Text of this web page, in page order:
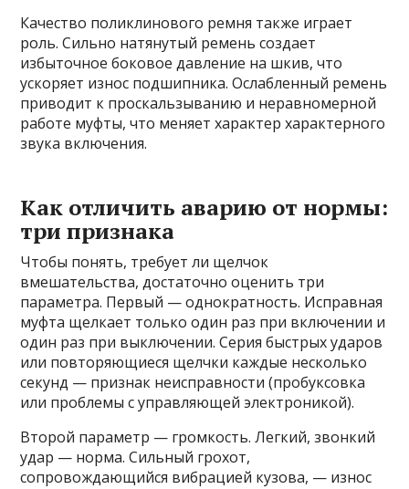
Качество поликлинового ремня также играет
роль. Сильно натянутый ремень создает
избыточное боковое давление на шкив, что
ускоряет износ подшипника. Ослабленный ремень
приводит к проскальзыванию и неравномерной
работе муфты, что меняет характер характерного
звука включения.
Как отличить аварию от нормы:
три признака
Чтобы понять, требует ли щелчок
вмешательства, достаточно оценить три
параметра. Первый — однократность. Исправная
муфта щелкает только один раз при включении и
один раз при выключении. Серия быстрых ударов
или повторяющиеся щелчки каждые несколько
секунд — признак неисправности (пробуксовка
или проблемы с управляющей электроникой).
Второй параметр — громкость. Легкий, звонкий
удар — норма. Сильный грохот,
сопровождающийся вибрацией кузова, — износ